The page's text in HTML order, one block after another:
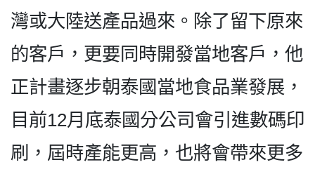
灣或大陸送產品過來。除了留下原來
的客戶，更要同時開發當地客戶，他
正計畫逐步朝泰國當地食品業發展，
目前12月底泰國分公司會引進數碼印
刷，屆時產能更高，也將會帶來更多